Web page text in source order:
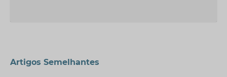
Artigos Semelhantes